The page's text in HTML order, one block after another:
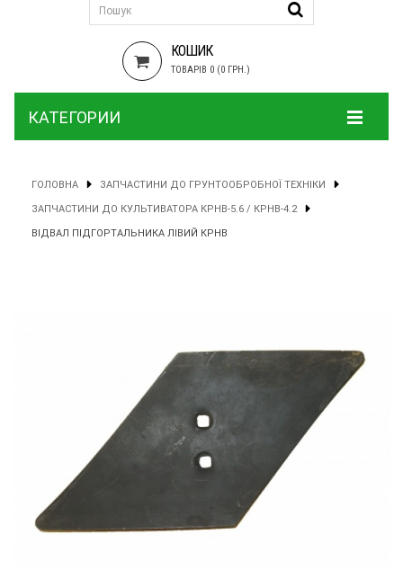
КОШИК
ТОВАРІВ 0 (0 ГРН.)
КАТЕГОРИИ
ГОЛОВНА ЗАПЧАСТИНИ ДО ГРУНТООБРОБНОЇ ТЕХНІКИ
ЗАПЧАСТИНИ ДО КУЛЬТИВАТОРА КРНВ-5.6 / КРНВ-4.2
ВІДВАЛ ПІДГОРТАЛЬНИКА ЛІВИЙ КРНВ